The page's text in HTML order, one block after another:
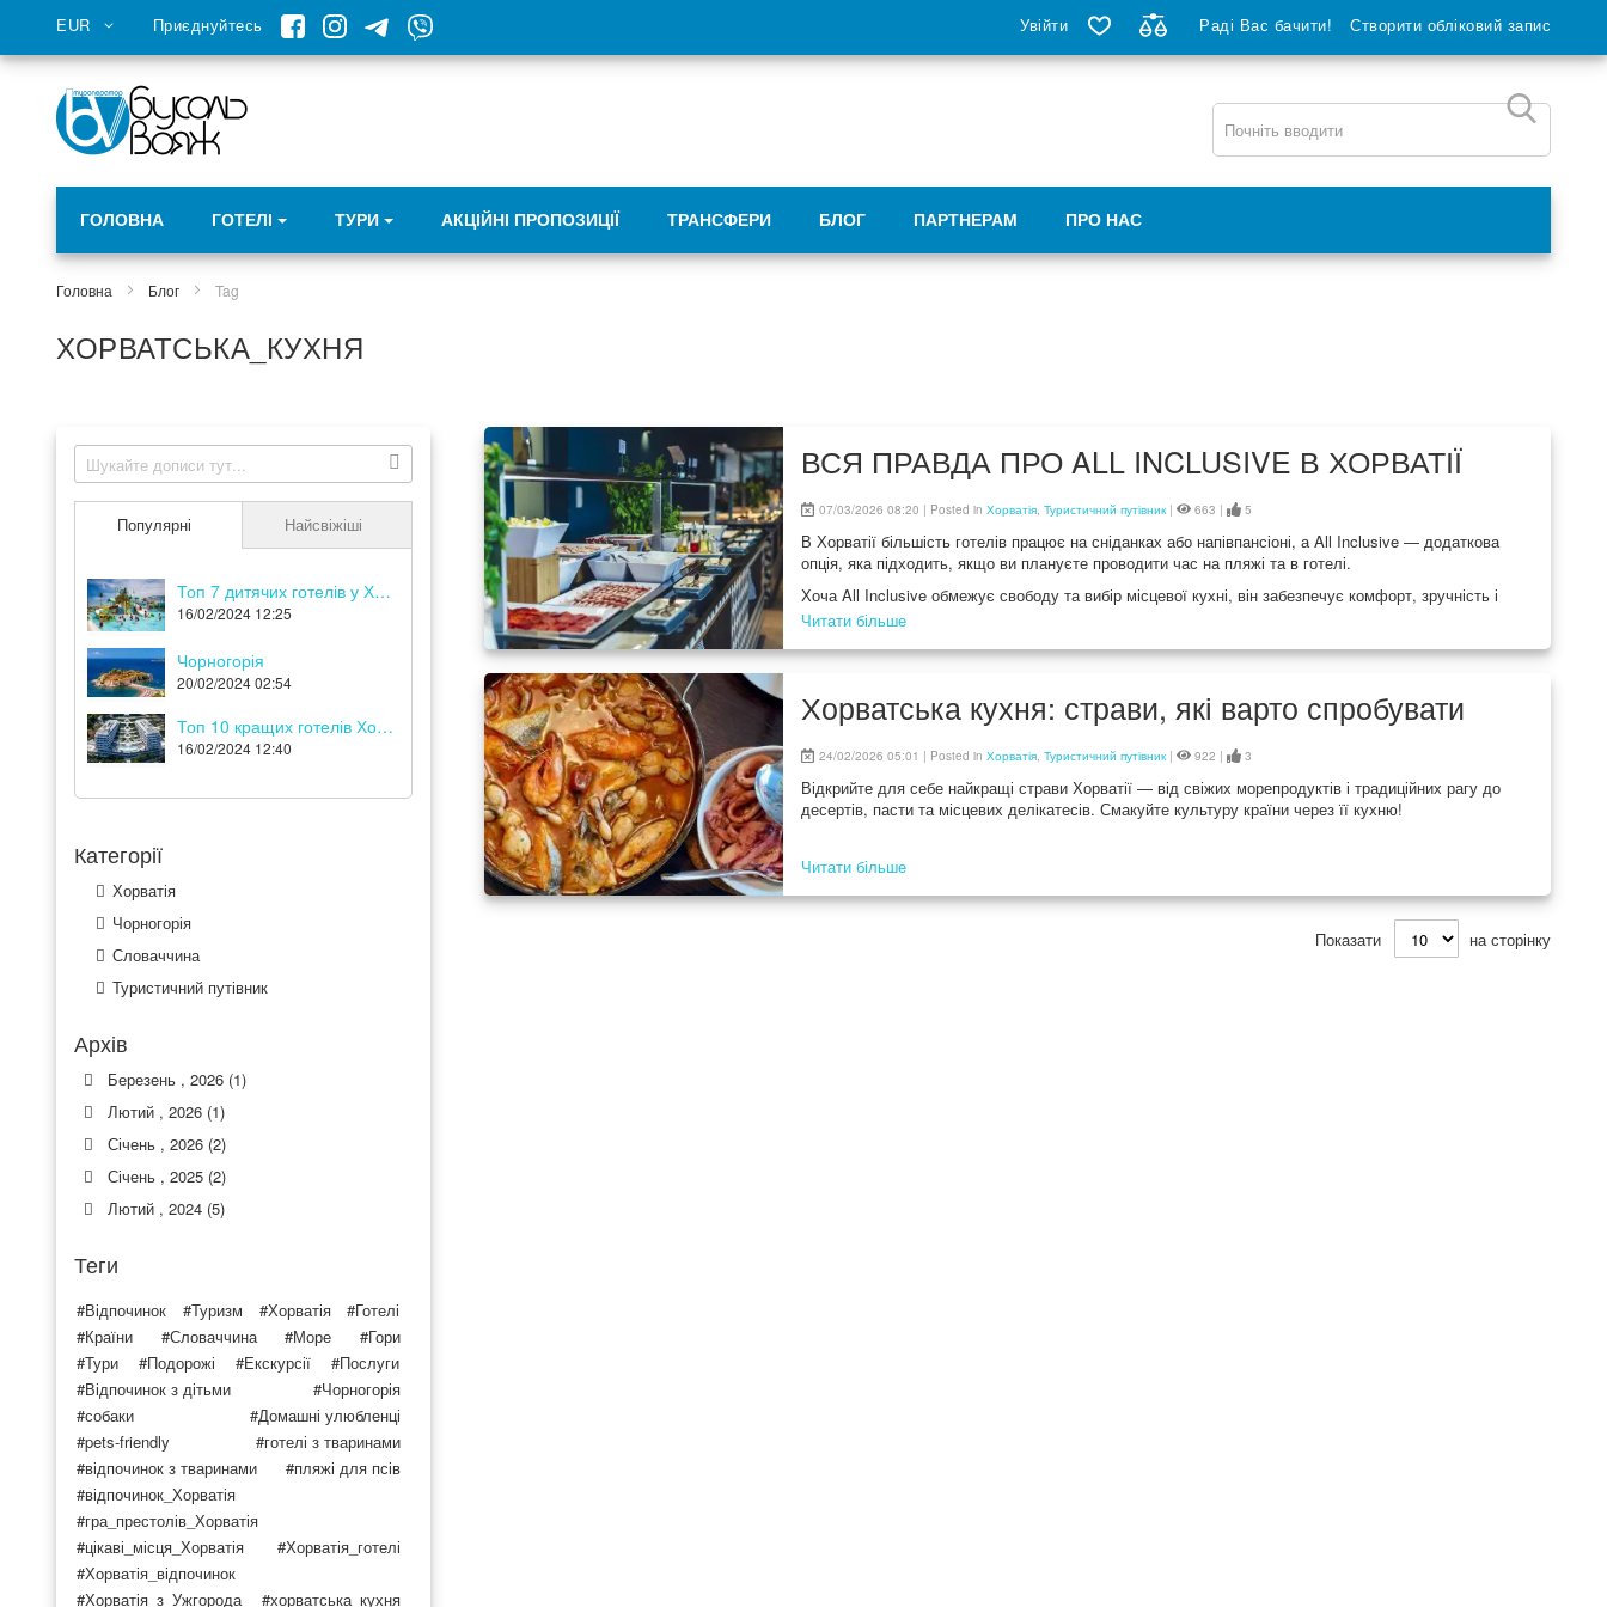
Увійти Раді Вас бачити! Створити обліковий запис
Skip
Content
Валюта
EUR Приєднуйтесь
ГОЛОВНА ГОТЕЛІ ТУРИ АКЦІЙНІ ПРОПОЗИЦІЇ ТРАНСФЕРИ БЛОГ ПАРТНЕРАМ ПРО НАС
Головна Блог Tag
ХОРВАТСЬКА_КУХНЯ
ВСЯ ПРАВДА ПРО ALL INCLUSIVE В ХОРВАТІЇ
07/03/2026 08:20 | Posted in Хорватія, Туристичний путівник| 663 | 5
В Хорватії більшість готелів працює на сніданках або напівпансіоні, а All Inclusive — додаткова
опція, яка підходить, якщо ви плануєте проводити час на пляжі та в готелі.
Хоча All Inclusive обмежує свободу та вибір місцевої кухні, він забезпечує комфорт, зручність і
повну організацію харчування та напоїв
Читати більше
Хорватська кухня: страви, які варто спробувати
24/02/2026 05:01 | Posted in Хорватія, Туристичний путівник| 922 | 3
Відкрийте для себе найкращі страви Хорватії — від свіжих морепродуктів і традиційних рагу до
десертів, пасти та місцевих делікатесів. Смакуйте культуру країни через її кухню!
Читати більше
Показати на сторінку
Популярні
Топ 7 дитячих готелів у Хорватії
16/02/2024 12:25
Чорногорія
20/02/2024 02:54
Топ 10 кращих готелів Хорватії
16/02/2024 12:40
Найсвіжіші
Категорії
Хорватія
Чорногорія
Словаччина
Туристичний путівник
Архів
Березень , 2026 (1)
Лютий , 2026 (1)
Січень , 2026 (2)
Січень , 2025 (2)
Лютий , 2024 (5)
Теги
#Відпочинок #Туризм #Хорватія
#Готелі
#Країни
#Словаччина #Море
#Гори
#Тури
#Подорожі #Екскурсії
#Послуги
#Відпочинок з дітьми
#Чорногорія
#собаки
#Домашні улюбленці
#pets-friendly
#готелі з тваринами
#відпочинок з тваринами
#пляжі для псів
#відпочинок_Хорватія
#гра_престолів_Хорватія
#цікаві_місця_Хорватія
#Хорватія_готелі
#Хорватія_відпочинок
#Хорватія_з_Ужгорода
#хорватська_кухня